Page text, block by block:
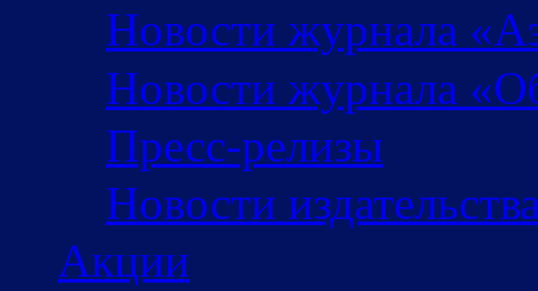
Новости журнала
Новости журнала
Пресс-релизы
Новости
Акции